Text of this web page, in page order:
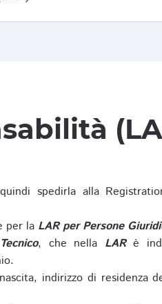
spedirla alla
per la LAR per Persone
, che nella LARè
indirizzo di residenza